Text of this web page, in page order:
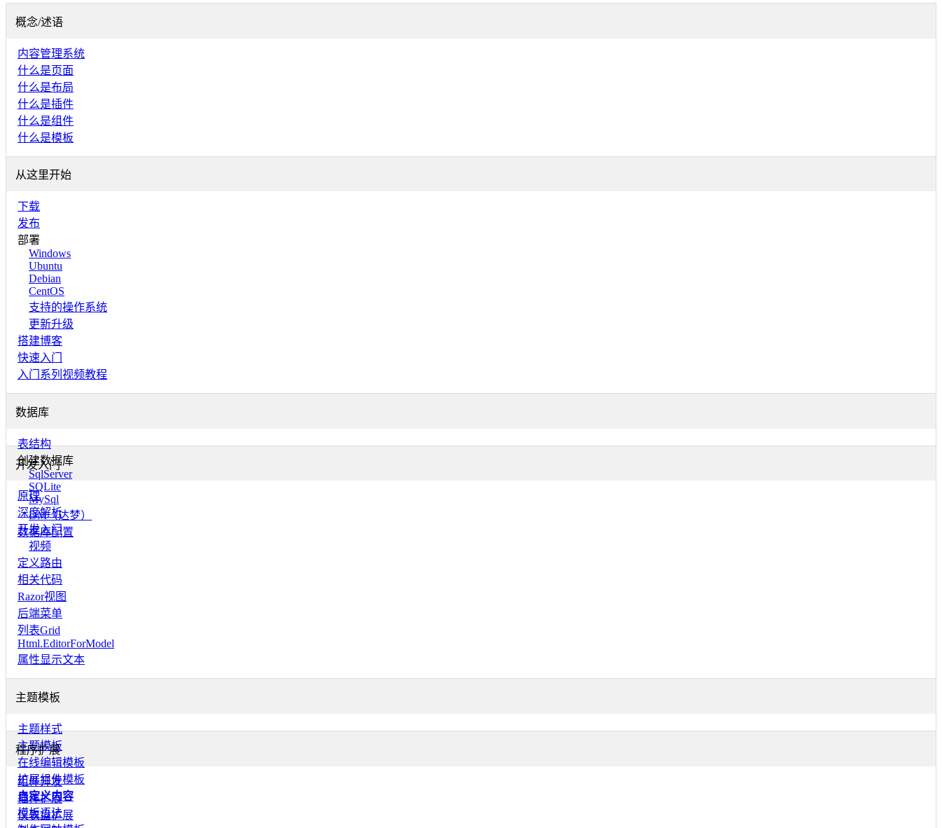
概念/述语
内容管理系统
什么是页面
什么是布局
什么是插件
什么是组件
什么是模板
从这里开始
下载
发布
部署
Windows
Ubuntu
Debian
CentOS
支持的操作系统
更新升级
搭建博客
快速入门
入门系列视频教程
数据库
表结构
创建数据库
SqlServer
SQLite
MySql
DM（达梦）
数据库配置
开发入门
原理
深度解析
开发入门
视频
定义路由
相关代码
Razor视图
后端菜单
列表Grid
Html.EditorForModel
属性显示文本
主题模板
主题样式
主题模板
在线编辑模板
扩展组件模板
自定义内容
模板语法
程序扩展
组件开发
插件扩展
仪表盘扩展